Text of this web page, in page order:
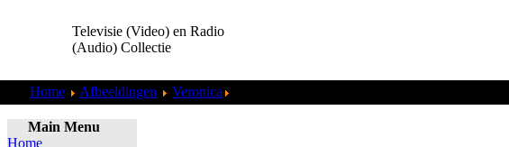
Televisie (Video) en Radio
(Audio) Collectie
Home Afbeeldingen Veronica
Main Menu
Home